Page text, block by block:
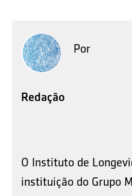
Por
Redação
O Instituto de
instituição do Grupo